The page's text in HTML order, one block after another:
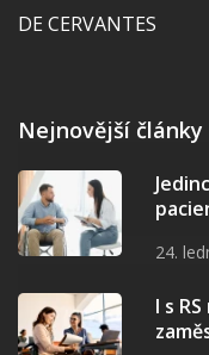
DE CERVANTES
Nejnovější články
24.
I s